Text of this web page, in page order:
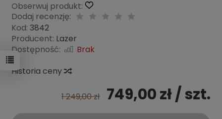
Obserwuj produkt:
Dodaj recenzję:
Kod: 3842
Producent: Lazer
Dostępność:
Brak
Historia ceny
1 249,00 zł 749,00 zł/ szt.